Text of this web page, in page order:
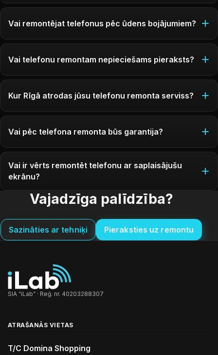
Vai remontējat telefonus pēc ūdens bojājumiem?
Vai telefonu remontam nepieciešams pieraksts?
Kur Rīgā atrodas jūsu telefonu remonta serviss?
Vai pēc telefona remonta būs garantija?
Vai ir vērts remontēt telefonu ar saplaisājušu
ekrānu?
Vajadzīga palīdzība?
Sazināties ar tehniķi Pieraksties uz remontu
SIA “iLab” · Reģ. nr. 40203288307
ATRAŠANĀS VIETAS
T/C Domina Shopping